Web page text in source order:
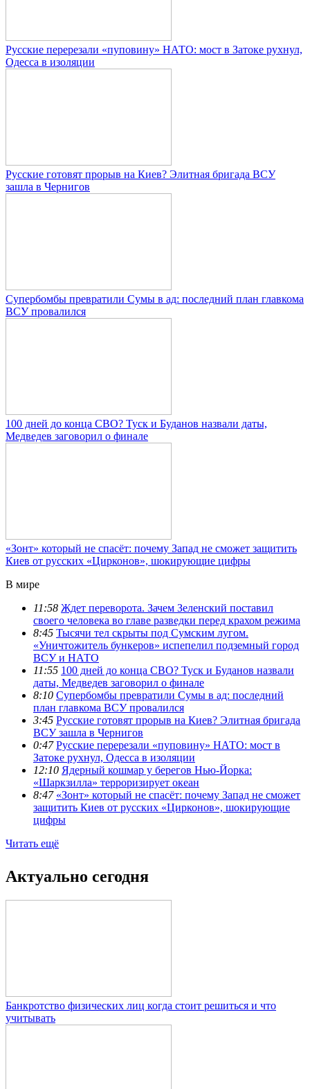
Русские перерезали «пуповину» НАТО: мост в Затоке рухнул,
Одесса в изоляции
Русские готовят прорыв на Киев? Элитная бригада ВСУ
зашла в Чернигов
Супербомбы превратили Сумы в ад: последний план главкома
ВСУ провалился
100 дней до конца СВО? Туск и Буданов назвали даты,
Медведев заговорил о финале
«Зонт» который не спасёт: почему Запад не сможет защитить
Киев от русских «Цирконов», шокирующие цифры
В мире
11:58 Ждет переворота. Зачем Зеленский поставил
своего человека во главе разведки перед крахом режима
8:45 Тысячи тел скрыты под Сумским лугом.
«Уничтожитель бункеров» испепелил подземный город
ВСУ и НАТО
11:55 100 дней до конца СВО? Туск и Буданов назвали
даты, Медведев заговорил о финале
8:10 Супербомбы превратили Сумы в ад: последний
план главкома ВСУ провалился
3:45 Русские готовят прорыв на Киев? Элитная бригада
ВСУ зашла в Чернигов
0:47 Русские перерезали «пуповину» НАТО: мост в
Затоке рухнул, Одесса в изоляции
12:10 Ядерный кошмар у берегов Нью-Йорка:
«Шаркзилла» терроризирует океан
8:47 «Зонт» который не спасёт: почему Запад не сможет
защитить Киев от русских «Цирконов», шокирующие
цифры
Читать ещё
Актуально сегодня
Банкротство физических лиц когда стоит решиться и что
учитывать